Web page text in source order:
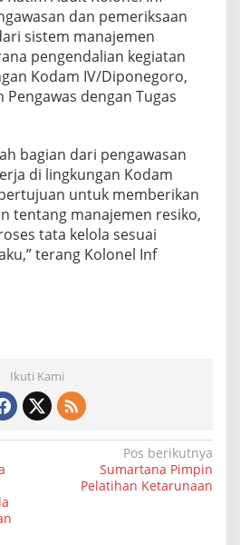
dan pemeriksaan
sistem manajemen
pengendalian kegiatan
Kodam IV/Diponegoro,
Pengawas dengan Tugas
bagian dari pengawasan
di lingkungan Kodam
untuk memberikan
tentang manajemen resiko,
tata kelola sesuai
terang Kolonel Inf
Ikuti Kami
Pos berikutnya
Sumartana Pimpin
Pelatihan Ketarunaan